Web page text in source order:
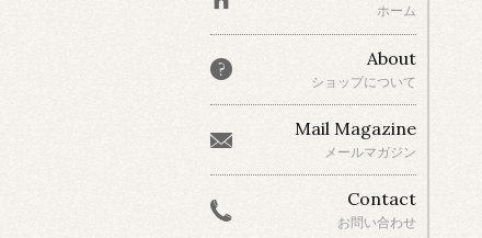
ホーム
About
ショップについて
Mail Magazine
メールマガジン
Contact
お問い合わせ